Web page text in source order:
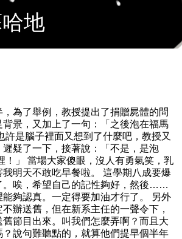
地
為了舉例，教授提出了捐贈屍體的問
景，又加上了一句：「之後泡在福馬
是腦子裡面又想到了什麼吧，教授又
疑了一下，接著說：「不是，是泡
」 當場大家傻眼，沒人有勇氣笑，乳
明天不敢吃早餐啦。 這學期八成要爆
。唉，希望自己的記性夠好，然後……
夠認真。一定得要加油才行了。 另外
辦送舊，但在新系主任的一聲令下，
節目出來。叫我們怎麼弄啊？而且大
說句難聽點的，就算他們提早個半年